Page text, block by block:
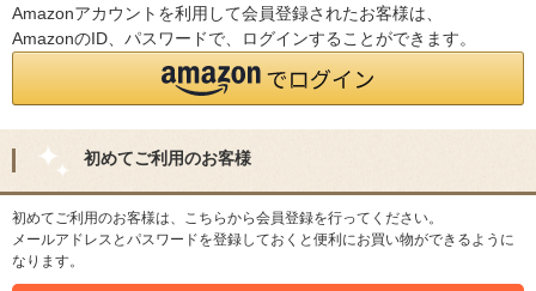
Amazonアカウントを利用して会員登録されたお客様は、
AmazonのID、パスワードで、ログインすることができます。
初めてご利用のお客様
初めてご利用のお客様は、こちらから会員登録を行ってください。
メールアドレスとパスワードを登録しておくと便利にお買い物ができるように
なります。